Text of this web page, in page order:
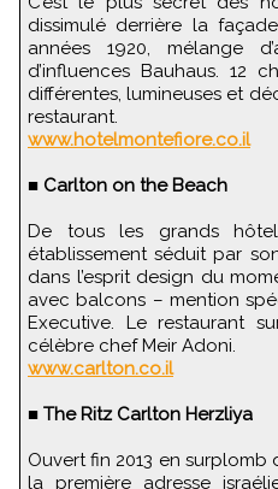
dissimulé derrière la
années 1920, mélange
d’influences Bauhaus. 12
différentes, lumineuses et
restaurant.
www.hotelmontefiore.co.il
■ Carlton on the Beach
De tous les grands
établissement séduit par
dans l’esprit design du
avec balcons – mention
Executive. Le restaurant
célèbre chef Meir Adoni.
www.carlton.co.il
■ The Ritz Carlton Herzliya
Ouvert fin 2013 en surplomb
la première adresse